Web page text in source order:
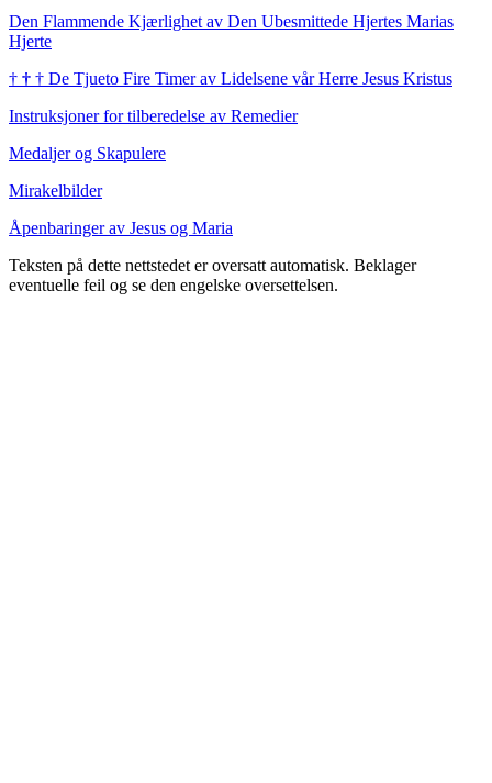
Den Flammende Kjærlighet av Den Ubesmittede Hjertes Marias
Hjerte
† † † De Tjueto Fire Timer av Lidelsene vår Herre Jesus Kristus
Instruksjoner for tilberedelse av Remedier
Medaljer og Skapulere
Mirakelbilder
Åpenbaringer av Jesus og Maria
Teksten på dette nettstedet er oversatt automatisk. Beklager
eventuelle feil og se den engelske oversettelsen.